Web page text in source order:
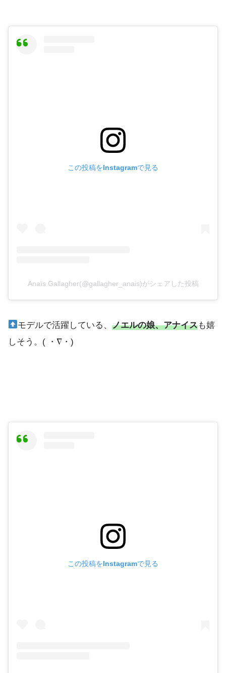
この投稿をInstagramで見る
Anaïs Gallagher(@gallagher_anais)がシェアした投稿
モデルで活躍している、ノエルの娘、アナイスも嬉
しそう。( ・∇・)
この投稿をInstagramで見る